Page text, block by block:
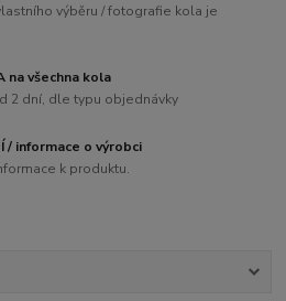
výběru / fotografie kola je
na všechna kola
2 dní, dle typu objednávky
/ informace o výrobci
k produktu.